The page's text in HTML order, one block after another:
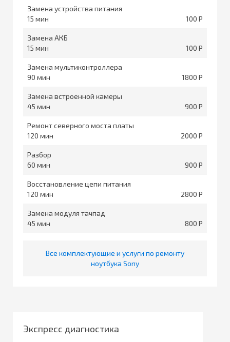
Замена устройства питания
15
100
Замена АКБ
15
100
Замена мультиконтроллера
90
1800
Замена встроенной камеры
45
900
Ремонт северного моста платы
120
2000
Разбор
60
900
Восстановление цепи питания
120
2800
Замена модуля тачпад
45
800
Все комплектующие и услуги по ремонту
ноутбука Sony
Экспресс диагностика